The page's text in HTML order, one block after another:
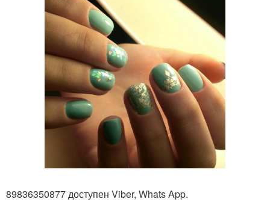
89836350877 доступен Viber, Whats App.